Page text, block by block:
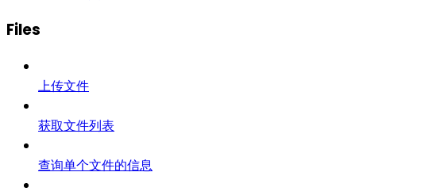
Files
上传文件
获取文件列表
查询单个文件的信息